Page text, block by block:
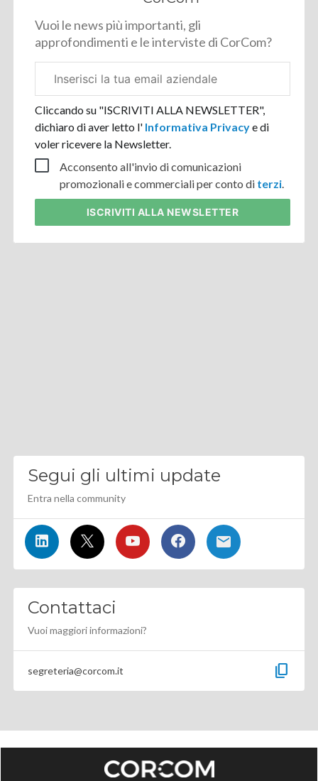
Vuoi le news più importanti, gli
approfondimenti e le interviste di CorCom?
aziendale
Cliccando su "ISCRIVITI ALLA NEWSLETTER",
dichiaro di aver letto l' Informativa Privacye di
voler ricevere la Newsletter.
Acconsento all'invio di comunicazioni
promozionali e commerciali per conto di terzi.
ISCRIVITI ALLA NEWSLETTER
Segui gli ultimi update
Entra nella community
Contattaci
Vuoi maggiori informazioni?
segreteria@corcom.it content_copy